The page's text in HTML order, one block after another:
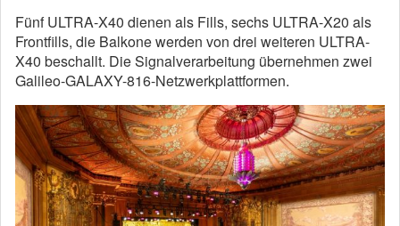
Fünf ULTRA-X40 dienen als Fills, sechs ULTRA-X20 als
Frontfills, die Balkone werden von drei weiteren ULTRA-
X40 beschallt. Die Signalverarbeitung übernehmen zwei
Galileo-GALAXY-816-Netzwerkplattformen.